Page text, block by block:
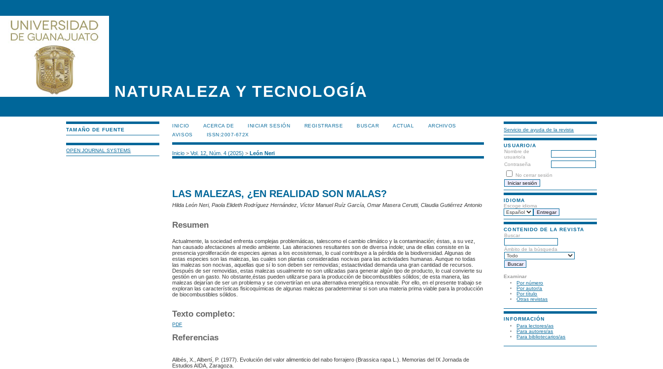
NATURALEZA Y TECNOLOGÍA
TAMAÑO DE FUENTE
OPEN JOURNAL SYSTEMS
Servicio de ayuda de la revista
USUARIO/A
Nombre de
usuario/a
Contraseña
No cerrar sesión
IDIOMA
Escoge idioma
CONTENIDO DE LA REVISTA
Buscar
Ámbito de la búsqueda
Examinar
Por número
Por autor/a
Por título
Otras revistas
INFORMACIÓN
Para lectores/as
Para autores/as
Para bibliotecarios/as
INICIO ACERCA DE INICIAR SESIÓN REGISTRARSE BUSCAR ACTUAL
ARCHIVOS
AVISOS
ISSN:2007-672X
Inicio >Vol. 12, Núm. 4 (2025) >León Neri
LAS MALEZAS, ¿EN REALIDAD SON MALAS?
Hilda León Neri, Paola Elideth Rodríguez Hernández, Víctor Manuel Ruíz García, Omar Masera Cerutti, Claudia Gutiérrez Antonio
Resumen
Actualmente, la sociedad enfrenta complejas problemáticas, talescomo el cambio climático y la contaminación; éstas, a su vez,
han causado afectaciones al medio ambiente. Las alteraciones resultantes son de diversa índole; una de ellas consiste en la
presencia yproliferación de especies ajenas a los ecosistemas, lo cual contribuye a la pérdida de la biodiversidad. Algunas de
estas especies son las malezas, las cuales son plantas consideradas nocivas para las actividades humanas. Aunque no todas
las malezas son nocivas, aquellas que sí lo son deben ser removidas; estaactividad demanda una gran cantidad de recursos.
Después de ser removidas, estas malezas usualmente no son utilizadas para generar algún tipo de producto, lo cual convierte su
gestión en un gasto. No obstante,éstas pueden utilizarse para la producción de biocombustibles sólidos; de esta manera, las
malezas dejarían de ser un problema y se convertirían en una alternativa energética renovable. Por ello, en el presente trabajo se
exploran las características fisicoquímicas de algunas malezas paradeterminar si son una materia prima viable para la producción
de biocombustibles sólidos.
Texto completo:
PDF
Referencias
Alibés, X., Albertí, P. (1977). Evolución del valor alimenticio del nabo forrajero (Brassica rapa L.). Memorias del IX Jornada de
Estudios AIDA, Zaragoza.